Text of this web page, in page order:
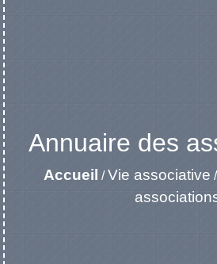
Annuaire des
Accueil /Vie associative /